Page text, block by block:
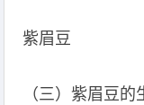
紫眉豆
（三）紫眉豆